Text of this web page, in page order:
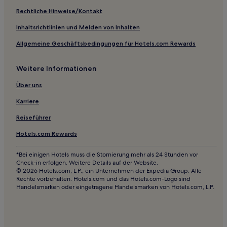
Hotels nahe Grips-Theater
Hotels nahe Kulturforum
Hotels nahe Deutsche Oper Berlin
Hotels nahe U-Bahnhof Kurfürstenstraße
Hotels nahe Deutsches Spionagemuseum Berlin
Hotels nahe Staatsoper Unter den Linden
Rechtliche Hinweise/Kontakt
Inhaltsrichtlinien und Melden von Inhalten
Allgemeine Geschäftsbedingungen für Hotels.com Rewards
Weitere Informationen
Über uns
Karriere
Reiseführer
Hotels.com Rewards
*Bei einigen Hotels muss die Stornierung mehr als 24 Stunden vor
Check-in erfolgen. Weitere Details auf der Website.
© 2026 Hotels.com, L.P., ein Unternehmen der Expedia Group. Alle
Rechte vorbehalten. Hotels.com und das Hotels.com-Logo sind
Handelsmarken oder eingetragene Handelsmarken von Hotels.com, L.P.